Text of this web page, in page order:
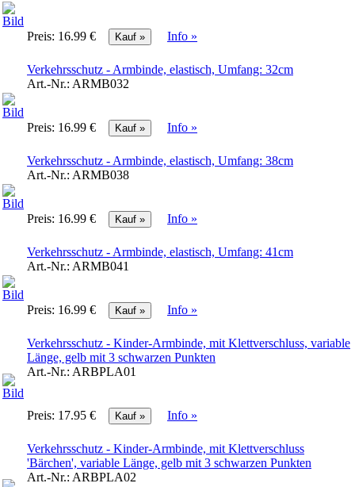
Preis: 16.99 € Info »
Verkehrsschutz - Armbinde, elastisch, Umfang: 32cm
Art.-Nr.: ARMB032
Preis: 16.99 € Info »
Verkehrsschutz - Armbinde, elastisch, Umfang: 38cm
Art.-Nr.: ARMB038
Preis: 16.99 € Info »
Verkehrsschutz - Armbinde, elastisch, Umfang: 41cm
Art.-Nr.: ARMB041
Preis: 16.99 € Info »
Verkehrsschutz - Kinder-Armbinde, mit Klettverschluss, variable
Länge, gelb mit 3 schwarzen Punkten
Art.-Nr.: ARBPLA01
Preis: 17.95 € Info »
Verkehrsschutz - Kinder-Armbinde, mit Klettverschluss
'Bärchen', variable Länge, gelb mit 3 schwarzen Punkten
Art.-Nr.: ARBPLA02